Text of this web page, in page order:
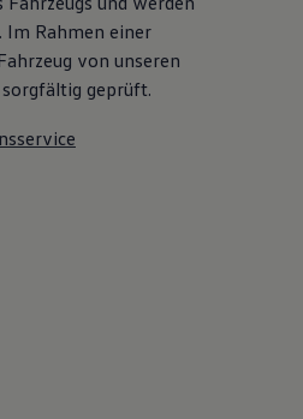
Im Rahmen einer
von unseren
geprüft.